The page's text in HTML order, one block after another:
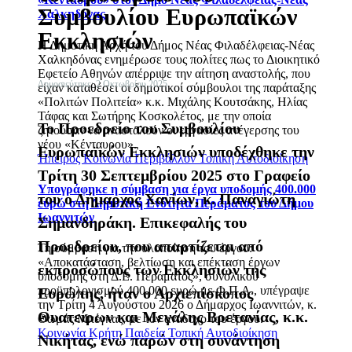
Χαλκηδόνας
Η Δημοτική Αρχή του Δήμος Νέας Φιλαδέλφειας-Νέας
Χαλκηδόνας ενημέρωσε τους πολίτες πως το Διοικητικό
Εφετείο Αθηνών απέρριψε την αίτηση αναστολής, που
είχαν καταθέσει οι δημοτικοί σύμβουλοι της παράταξης
«Πολιτών Πολιτεία» κ.κ. Μιχάλης Κουτσάκης, Ηλίας
Τάφας και Σωτήρης Κοσκολέτος, με την οποία
ζητούσαν να ανασταλούν οι εργασίες ανέγερσης του
νέου «Κένταυρου».
ΉπειροςΚοινωνίαΠεριβάλλονΤοπική Αυτοδιοίκηση
Υπογράφηκε η σύμβαση για έργα υποδομής 400.000
ευρώ στη Δημοτική Ενότητα Περάματος του Δήμου
Ιωαννιτών
Τη σύμβαση για την υλοποίηση του έργου:
«Αποκατάσταση, βελτίωση και επέκταση έργων
υποδομής στη Δ.Ε. Περάματος», συνολικού
προϋπολογισμού 400.000 ευρώ με Φ.Π.Α., υπέγραψε
την Τρίτη 4 Αυγούστου 2026 ο Δήμαρχος Ιωαννιτών, κ.
Θωμάς Μπέγκας, με τον ανάδοχο του έργου.
Κοινωνία ΚρήτηΠαιδεία Τοπική Αυτοδιοίκηση
Συμβουλίου Ευρωπαϊκών
Εκκλησιών
Δημοσιεύτηκε: 2 Οκτωβρίου 2025
Το Προεδρείο του Συμβουλίου
Ευρωπαϊκών Εκκλησιών υποδέχθηκε την
Τρίτη 30 Σεπτεμβρίου 2025 στο Γραφείο
του ο Δήμαρχος Χανίων, κ. Παναγιώτη
Σημανδηράκη. Επικεφαλής του
Προεδρείου, που απαρτίζεται από
εκπροσώπους των Εκκλησιών της
Ευρώπης, ήταν ο Αρχιεπίσκοπος
Θυατείρων και Μεγάλης Βρετανίας, κ.κ.
Νικήτας, ενώ παρών στη συνάντηση